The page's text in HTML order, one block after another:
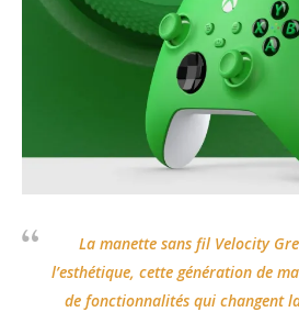
La manette sans fil Velocity
l’esthétique, cette génération de
de fonctionnalités qui changent